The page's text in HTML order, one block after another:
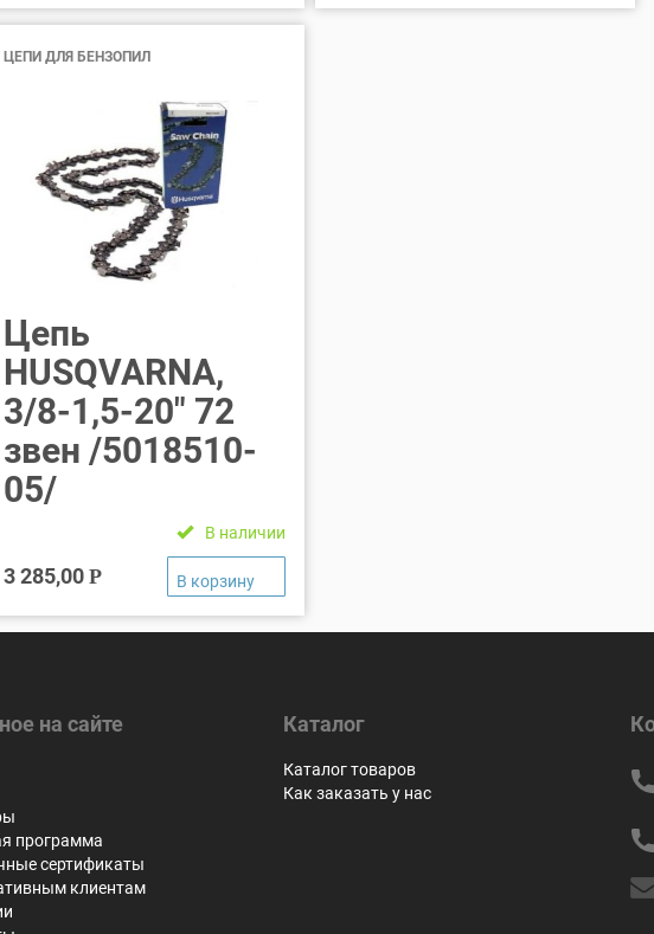
ЦЕПИ ДЛЯ БЕНЗОПИЛ
Цепь
HUSQVARNA,
3/8-1,5-20″ 72
звен /5018510-
05/
В наличии
3 285,00 Р
на сайте
программа
сертификаты
клиентам
Каталог
Каталог товаров
Как заказать у нас